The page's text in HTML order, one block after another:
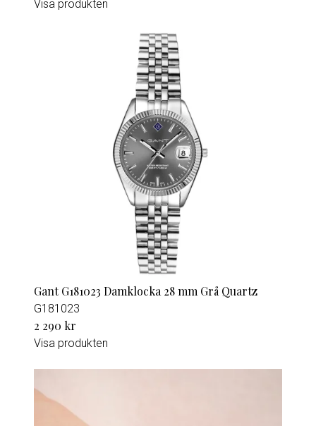
Visa produkten
Gant G181023 Damklocka 28 mm Grå Quartz
G181023
2 290 kr
Visa produkten